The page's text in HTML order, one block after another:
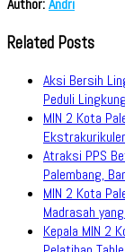
Author:Andri
Related Posts
Aksi Bersih
Peduli
MIN 2 Kota
Atraksi PPS
Palembang,
MIN 2 Kota
Madrasah
Kepala MIN 2